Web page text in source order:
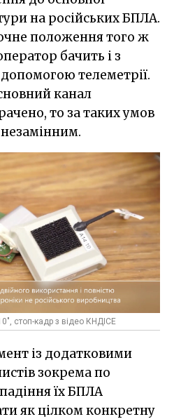
на російських БПЛА.
положення того ж
бачить і з
телеметрії.
канал
то за таких умов
стоп-кадр з відео КНДІСЕ
із додатковими
зокрема по
їх БПЛА
як цілком конкретну